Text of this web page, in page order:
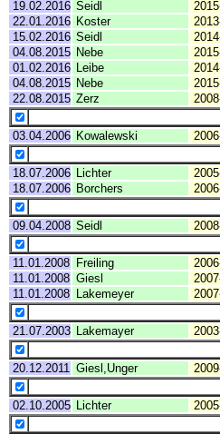
19.02.2016 Seidl
22.01.2016 Koster
15.02.2016 Seidl
04.08.2015 Nebe
01.02.2016
Leibe
04.08.2015 Nebe
22.08.2015 Zerz
03.04.2006 Kowalewski
18.07.2006 Lichter
18.07.2006 Borchers
09.04.2008 Seidl
11.01.2008 Freiling
11.01.2008 Giesl
11.01.2008
Lakemeyer
21.07.2003 Lakemayer
20.12.2011 Giesl,Unger
02.10.2005 Lichter